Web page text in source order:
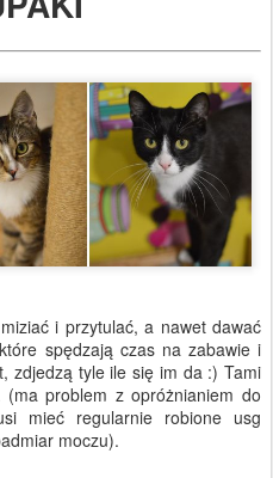
i przytulać, a nawet dawać
spędzają czas na zabawie i
zdjedzą tyle ile się im da :) Tami
problem z opróżnianiem do
mieć regularnie robione usg
moczu).